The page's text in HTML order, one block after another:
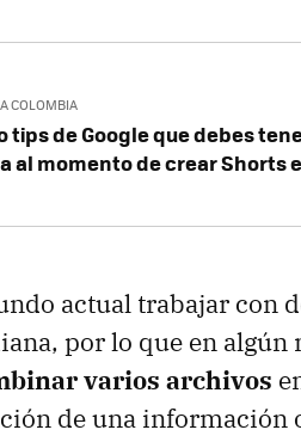
COLOMBIA
tips de Google que debes
al momento de crear Shorts
actual trabajar con
por lo que en algún
varios archivos
de una información